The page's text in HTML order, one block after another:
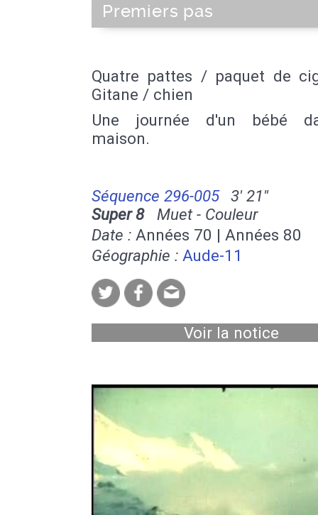
Premiers pas
Quatre pattes / paquet de
Gitane / chien
Une journée d'un bébé
maison.
Séquence 296-005
3' 21''
Super 8Muet - Couleur
Date : Années 70 | Années 80
Géographie : Aude-11
Voir la notice